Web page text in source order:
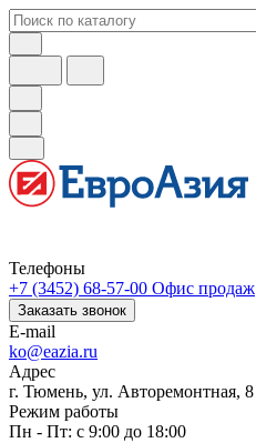
Телефоны
+7 (3452) 68-57-00 Офис продаж
Заказать звонок
E-mail
ko@eazia.ru
Адрес
г. Тюмень, ул. Авторемонтная, 8
Режим работы
Пн - Пт: с 9:00 до 18:00